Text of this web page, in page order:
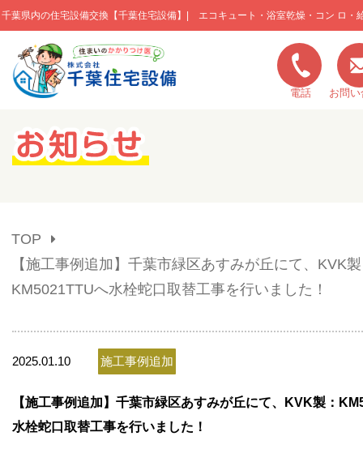
千葉県内の住宅設備交換【千葉住宅設備】| エコキュート・浴室乾燥・コン ロ・
このページの本文へ移動
電話 お問
キャンペーン一覧
お問い合わせ
会社概要
TOP
【施工事例追加】千葉市緑区あすみが丘にて、KVK
KM5021TTUへ水栓蛇口取替工事を行いました！
2025.01.10 施工事例追加
【施工事例追加】千葉市緑区あすみが丘にて、KVK製：
水栓蛇口取替工事を行いました！